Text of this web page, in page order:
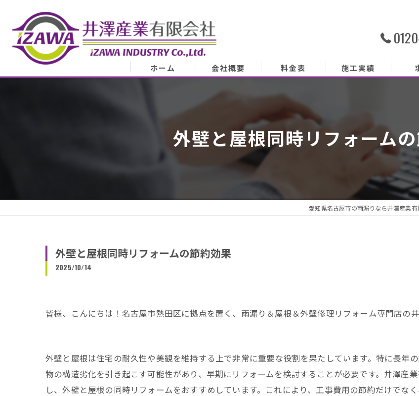
ホーム 会社概要
会社概要
代表あいさつ
アクセス
料金表 施工実績
外壁と屋根同時リフォーム
愛知県名古屋市の雨漏りなら井澤産業有
外壁と屋根同時リフォームの節約効果
2025/10/14
皆様、こんにちは！名古屋市熱田区に拠点を置く、雨漏り＆屋根＆外壁修理リフォーム専門店の井
外壁と屋根は住宅の耐久性や美観を維持する上で非常に重要な役割を果たしています。特に長年
物の構造劣化を引き起こす可能性があり、早期にリフォームを検討することが必要です。井澤産
し、外壁と屋根の同時リフォームをおすすめしています。これにより、工事費用の節約だけでな